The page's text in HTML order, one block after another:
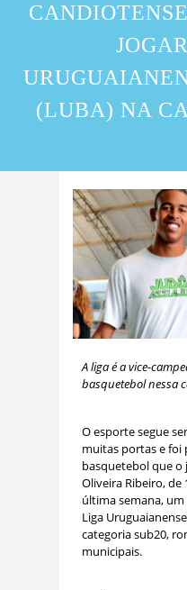
(LUBA) NA
A liga é a vice-
basquetebol nessa
O esporte segue
muitas portas e foi
basquetebol que o
Oliveira Ribeiro, de
última semana,
Liga
categoria sub20,
municipais.